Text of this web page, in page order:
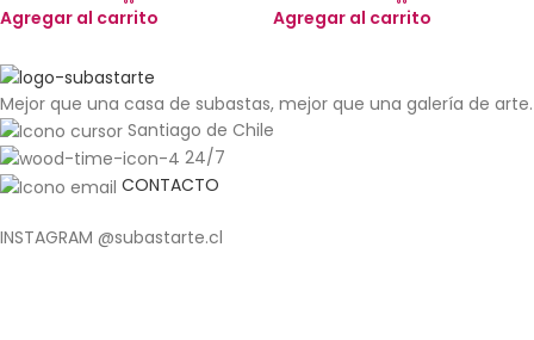
Agregar al carrito
Agregar al carrito
Mejor que una casa de subastas, mejor que una galería de arte.
Santiago de Chile
24/7
CONTACTO
INSTAGRAM @subastarte.cl